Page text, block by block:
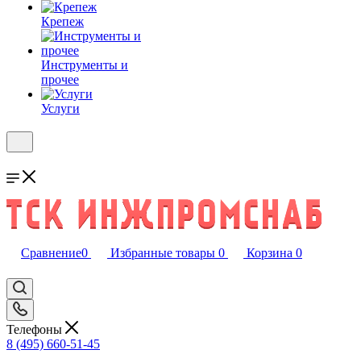
Крепеж
Инструменты и
прочее
Услуги
Сравнение0 Избранные товары 0 Корзина 0
Телефоны
8 (495) 660-51-45